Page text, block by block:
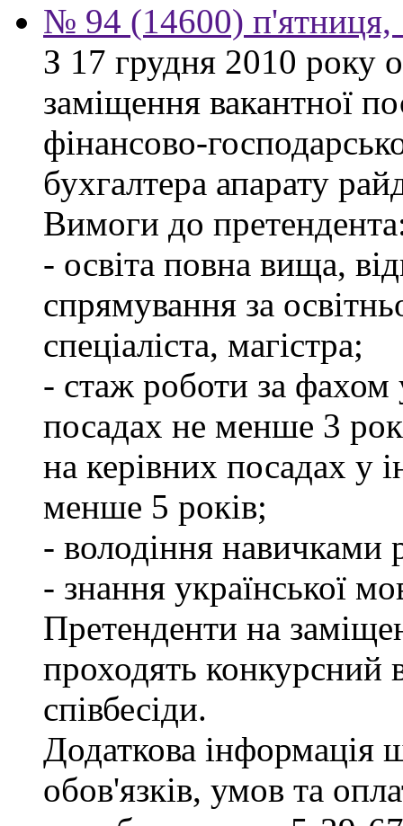
№ 94 (14600) п'ятниця,
З 17 грудня 2010 року
заміщення вакантної
фінансово-
бухгалтера апарату
Вимоги до
- освіта повна вища,
спрямування за
спеціаліста, магістра;
- стаж роботи за фахом
посадах не менше 3
на керівних посадах у
менше 5 років;
- володіння навичками
- знання української
Претенденти на
проходять конкурсний
співбесіди.
Додаткова інформація
обов'язків, умов та